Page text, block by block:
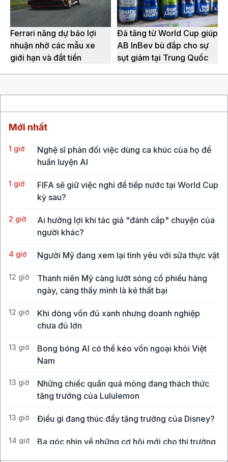
Ferrari nâng dự báo lợi
nhuận nhờ các mẫu xe
giới hạn và đắt tiền
Đà tăng từ World Cup giúp
AB InBev bù đắp cho sự
sụt giảm tại Trung Quốc
Mới nhất
1 giờ
Nghệ sĩ phản đối việc dùng ca khúc của họ để
huấn luyện AI
1 giờ
FIFA sẽ giữ việc nghỉ để tiếp nước tại World Cup
kỳ sau?
2 giờ
Ai hưởng lợi khi tác giả "đánh cắp" chuyện của
người khác?
4 giờ Người Mỹ đang xem lại tình yêu với sữa thực vật
12 giờ
Thanh niên Mỹ càng lướt sóng cổ phiếu hàng
ngày, càng thấy mình là kẻ thất bại
12 giờ
Khi dòng vốn đủ xanh nhưng doanh nghiệp
chưa đủ lớn
13 giờ
Bong bóng AI có thể kéo vốn ngoại khỏi Việt
Nam
13 giờ
Những chiếc quần quá mỏng đang thách thức
tăng trưởng của Lululemon
13 giờ Điều gì đang thúc đẩy tăng trưởng của Disney?
14 giờ
Ba góc nhìn về những cơ hội mới cho thị trường